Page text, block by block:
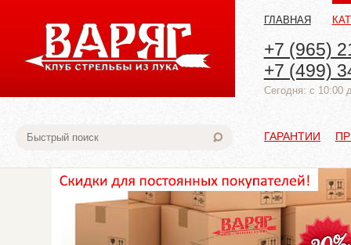
ГЛАВНАЯ
+7 (965)
+7 (499)
Cегодня: с 10:00
ГАРАНТИИ